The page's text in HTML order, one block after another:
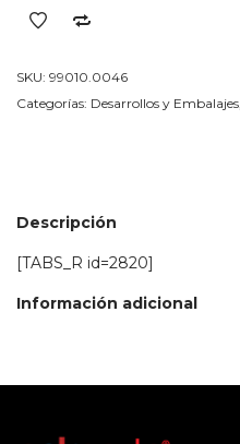
cantidad
SKU: 99010.0046
Categorías: Desarrollos y Embalajes
Descripción
[TABS_R id=2820]
Información adicional